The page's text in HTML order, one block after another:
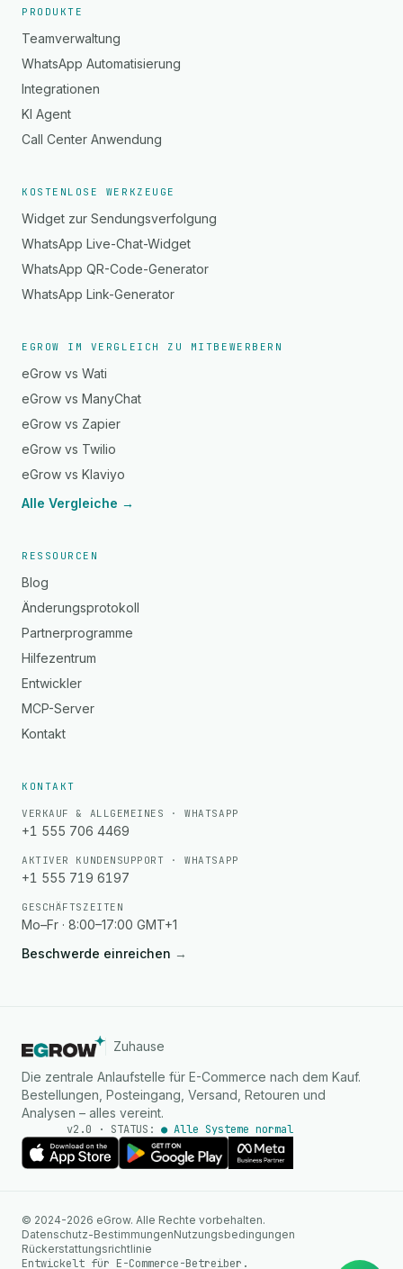
PRODUKTE
Teamverwaltung
WhatsApp Automatisierung
Integrationen
KI Agent
Call Center Anwendung
KOSTENLOSE WERKZEUGE
Widget zur Sendungsverfolgung
WhatsApp Live-Chat-Widget
WhatsApp QR-Code-Generator
WhatsApp Link-Generator
EGROW IM VERGLEICH ZU MITBEWERBERN
eGrow vs Wati
eGrow vs ManyChat
eGrow vs Zapier
eGrow vs Twilio
eGrow vs Klaviyo
Alle Vergleiche →
RESSOURCEN
Blog
Änderungsprotokoll
Partnerprogramme
Hilfezentrum
Entwickler
MCP-Server
Kontakt
KONTAKT
VERKAUF & ALLGEMEINES · WHATSAPP
+1 555 706 4469
AKTIVER KUNDENSUPPORT · WHATSAPP
+1 555 719 6197
GESCHÄFTSZEITEN
Mo–Fr · 8:00–17:00 GMT+1
Beschwerde einreichen →
Zuhause
Die zentrale Anlaufstelle für E-Commerce nach dem Kauf.
Bestellungen, Posteingang, Versand, Retouren und
Analysen – alles vereint.
v2.0 · STATUS:● Alle Systeme
© 2024-2026 eGrow. Alle Rechte vorbehalten.
Datenschutz-BestimmungenNutzungsbedingungen
Rückerstattungsrichtlinie
Entwickelt für E-Commerce-Betreiber.
Sofortige Antworten auf
WhatsApp